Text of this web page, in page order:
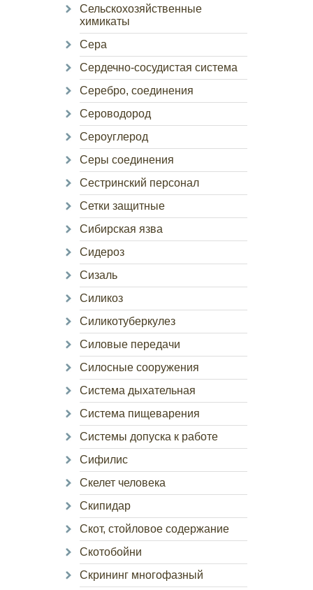
Сельскохозяйственные
химикаты
Сера
Сердечно-сосудистая система
Серебро, соединения
Сероводород
Сероуглерод
Серы соединения
Сестринский персонал
Сетки защитные
Сибирская язва
Сидероз
Сизаль
Силикоз
Силикотуберкулез
Силовые передачи
Силосные сооружения
Система дыхательная
Система пищеварения
Системы допуска к работе
Сифилис
Скелет человека
Скипидар
Скот, стойловое содержание
Скотобойни
Скрининг многофазный